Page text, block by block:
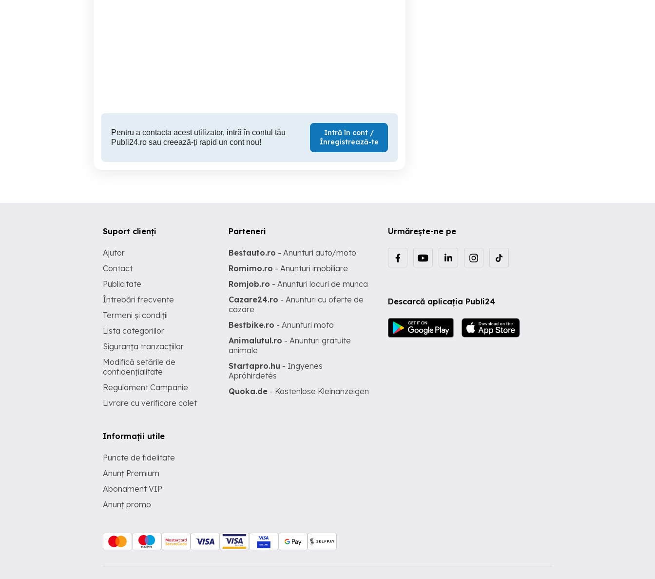
Pentru a contacta acest utilizator, intră în contul tău
Publi24.ro sau creează-ți rapid un cont nou!
Intră în cont /
Înregistrează-te
Urmărește-ne pe
Descarcă aplicația Publi24
Suport clienți
Ajutor
Contact
Publicitate
Întrebări frecvente
Termeni și condiții
Lista categoriilor
Siguranța tranzacțiilor
Modifică setările de
confidențialitate
Regulament Campanie
Livrare cu verificare colet
Informații utile
Puncte de fidelitate
Anunț Premium
Abonament VIP
Anunț promo
Parteneri
Bestauto.ro - Anunturi auto/moto
Romimo.ro - Anunturi imobiliare
Romjob.ro - Anunturi locuri de munca
Cazare24.ro - Anunturi cu oferte de
cazare
Bestbike.ro - Anunturi moto
Animalutul.ro - Anunturi gratuite
animale
Startapro.hu - Ingyenes
Apróhirdetés
Quoka.de - Kostenlose Kleinanzeigen